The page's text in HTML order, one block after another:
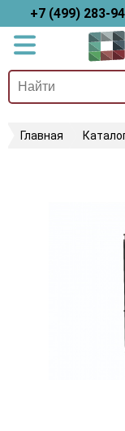
+7 (499) 283-
Главная